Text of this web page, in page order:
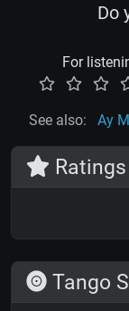
Do
For
See also: Ay
Ratings
Tango